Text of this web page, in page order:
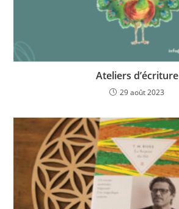
Ateliers d’écriture
29 août 2023